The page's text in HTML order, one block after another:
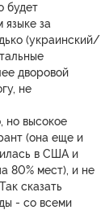
будет
языке за
(украинский/
дворовой
не
но высокое
(она еще и
в США и
80% мест), и не
сказать
- со всеми